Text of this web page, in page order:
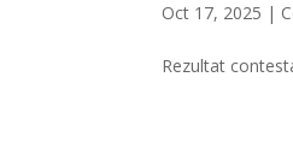
Oct 17, 2025 |
Rezultat